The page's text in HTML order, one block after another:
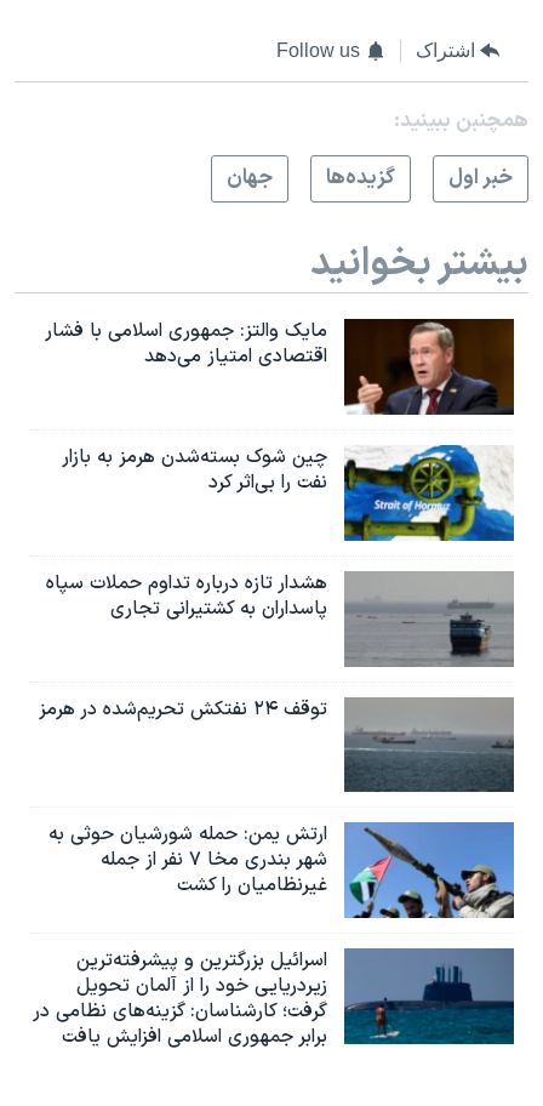
اشتراک Follow us
همچنبن ببینید:
خبر اول
گزيده‌ها جهان
بیشتر بخوانید
مایک والتز: جمهوری اسلامی با فشار
اقتصادی امتیاز می‌دهد
چین شوک بسته‌شدن هرمز به بازار
نفت را بی‌اثر کرد
هشدار تازه درباره تداوم حملات سپاه
پاسداران به کشتیرانی تجاری
توقف ۲۴ نفتکش تحریم‌شده در هرمز
ارتش یمن: حمله شورشیان حوثی به
شهر بندری مخا ۷ نفر از جمله
غیرنظامیان را کشت
اسرائيل بزرگترین و پیشرفته‌ترین
زیردریایی خود را از آلمان تحویل
گرفت؛ کارشناسان: گزینه‌های نظامی در
برابر جمهوری اسلامی افزایش یافت